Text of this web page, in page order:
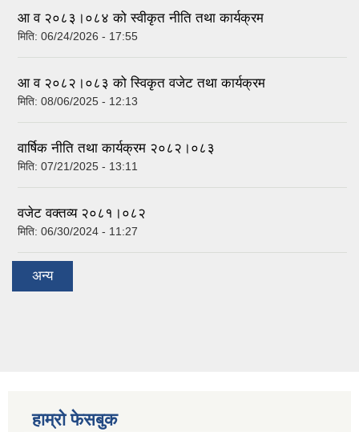
आ व २०८३।०८४ को स्वीकृत नीति तथा कार्यक्रम
मिति: 06/24/2026 - 17:55
आ व २०८२।०८३ को स्विकृत वजेट तथा कार्यक्रम
मिति: 08/06/2025 - 12:13
वार्षिक नीति तथा कार्यक्रम २०८२।०८३
मिति: 07/21/2025 - 13:11
वजेट वक्तव्य २०८१।०८२
मिति: 06/30/2024 - 11:27
अन्य
हाम्रो फेसबुक